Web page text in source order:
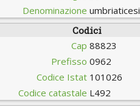
Denominazione umbriaticesi
Codici
Cap 88823
Prefisso 0962
Codice Istat 101026
Codice catastale L492